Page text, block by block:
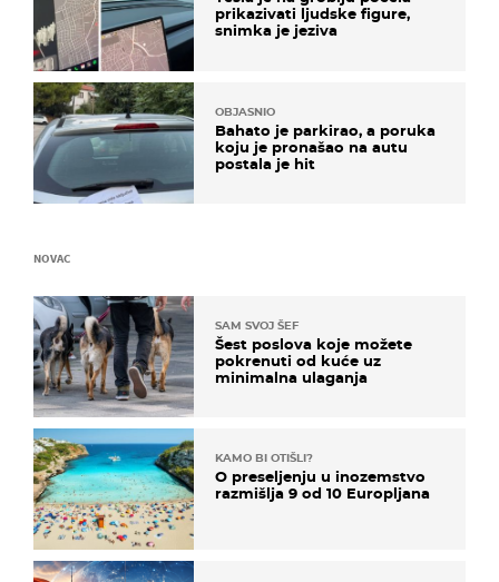
prikazivati ljudske figure,
snimka je jeziva
OBJASNIO
Bahato je parkirao, a poruka
koju je pronašao na autu
postala je hit
NOVAC
SAM SVOJ ŠEF
Šest poslova koje možete
pokrenuti od kuće uz
minimalna ulaganja
KAMO BI OTIŠLI?
O preseljenju u inozemstvo
razmišlja 9 od 10 Europljana